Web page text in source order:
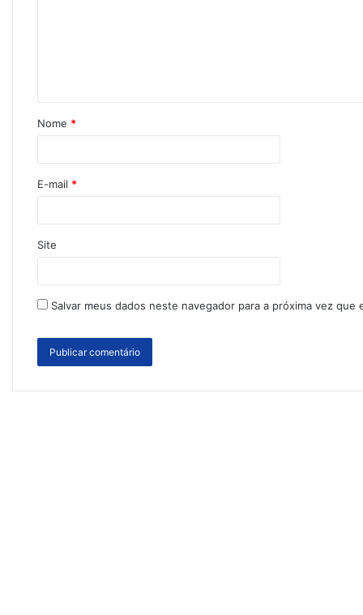
Nome *
E-mail *
Site
Salvar meus dados neste navegador para a próxima vez que